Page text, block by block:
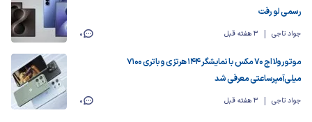
رسمی لو رفت
جواد تاجی 3 هفته قبل 0
موتورولا اج ۷۰ مکس با نمایشگر ۱۴۴ هرتزی و باتری ۷۱۰۰
میلی‌آمپرساعتی معرفی شد
جواد تاجی 3 هفته قبل 0